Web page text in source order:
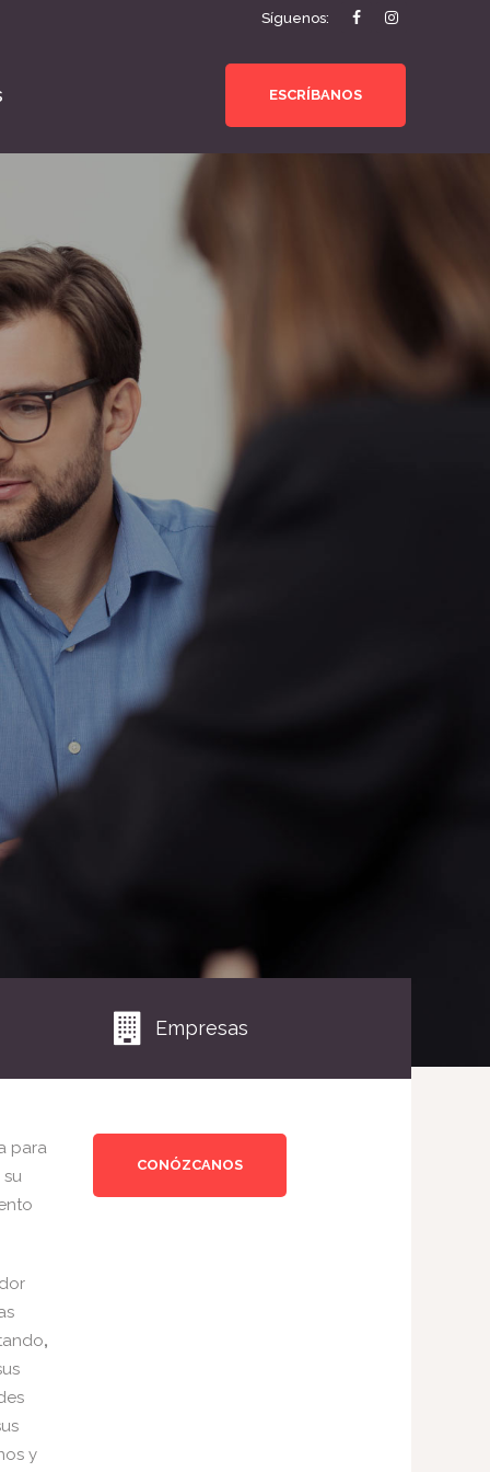
Síguenos:
ESCRÍBANOS
Empresas
para
,
y
CONÓZCANOS